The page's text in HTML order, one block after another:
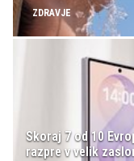
ZDRAVJE
Skoraj 7 od 10
razpre v velik